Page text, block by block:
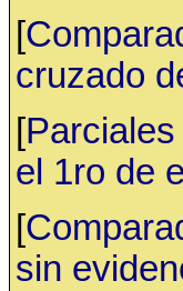
[
cruzado
[
el 1ro de
[
sin